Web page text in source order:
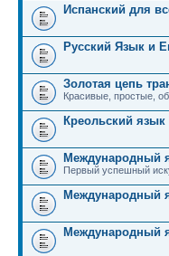
Испанский для
Русский Язык и
Золотая цепь
Красивые, простые,
Креольский
Международный
Первый успешный
Международный
Международный